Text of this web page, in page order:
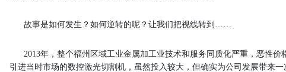
故事是如何发生？如何逆转的呢？让我们把视线转到……
2013年，整个福州区域工业金属加工业技术和服务同质化严重，恶性价
引进当时市场的数控激光切割机，虽然投入较大，但确实为公司发展带来